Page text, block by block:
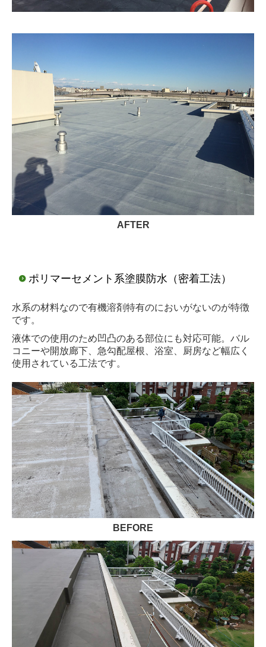
AFTER
ポリマーセメント系塗膜防水（密着工法）
水系の材料なので有機溶剤特有のにおいがないのが特徴
です。
液体での使用のため凹凸のある部位にも対応可能。バル
コニーや開放廊下、急勾配屋根、浴室、厨房など幅広く
使用されている工法です。
BEFORE